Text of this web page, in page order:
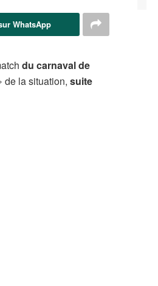
WhatsApp
du carnaval de
de la situation, suite